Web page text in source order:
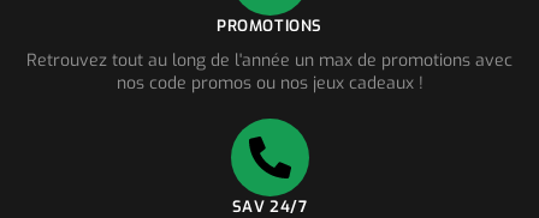
PROMOTIONS
Retrouvez tout au long de l'année un max de promotions avec
nos code promos ou nos jeux cadeaux !
SAV 24/7